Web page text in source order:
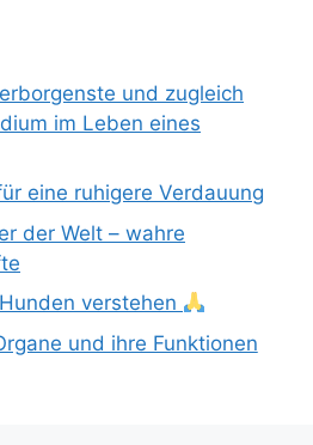
und zugleich
im Leben eines
eine ruhigere Verdauung
der Welt – wahre
verstehen
und ihre Funktionen